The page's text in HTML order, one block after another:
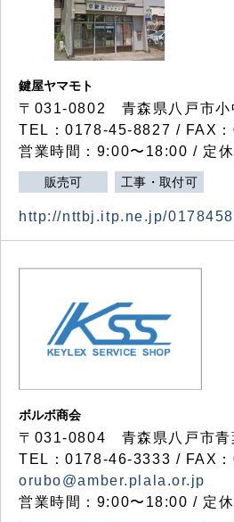
鍵屋ヤマモト
〒031-0802 青森県八戸市小
TEL：0178-45-8827 / FAX
営業時間：9:00〜18:00 / 定休
販売可 工事・取付可
http://nttbj.itp.ne.jp/
ボルボ商会
〒031-0804 青森県八戸市青
TEL：0178-46-3333 / FAX
orubo@amber.plala.or.jp
営業時間：9:00〜18:00 / 定休